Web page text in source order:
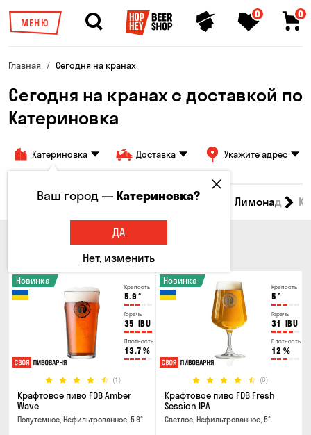
МЕНЮ
0 0
Главная Сегодня на кранах
Сегодня на кранах c доставкой по
Катериновка
Катериновка Доставка Укажите адрес
Все товары Пиво Сидр Вино Лимонад
Крепость
5.9 °
Горечь
35 IBU
Плотность
13.7 %
(1)
Новинка
Крафтовое пиво FDB Amber
Wave
Полутемное, Нефильтрованное, 5.9°
Крепость
5 °
Горечь
31 IBU
Плотность
12 %
(6)
Новинка
Крафтовое пиво FDB Fresh
Session IPA
Светлое, Нефильтрованное, 5°
Ваш город —Катериновка?
ДА
Нет, изменить